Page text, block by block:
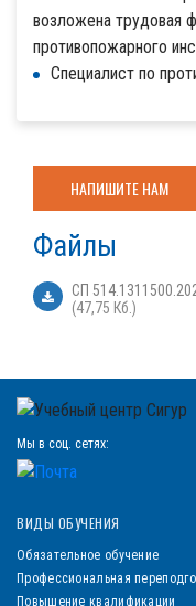
возложена трудовая
противопожарного
Специалист по
НАПИШИТЕ НАМ
Файлы
СП
(47,75 Кб.)
Мы в соц. сетях:
ВИДЫ ОБУЧЕНИЯ
Обязательное обучение
Профессиональная
Повышение квалификации